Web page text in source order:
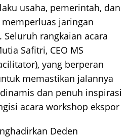
usaha, pemerintah, dan
jaringan
Seluruh rangkaian acara
Safitri, CEO MS
yang berperan
memastikan jalannya
dan penuh inspirasi
acara workshop ekspor
Deden